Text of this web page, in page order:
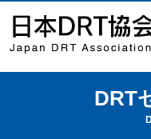
DRT